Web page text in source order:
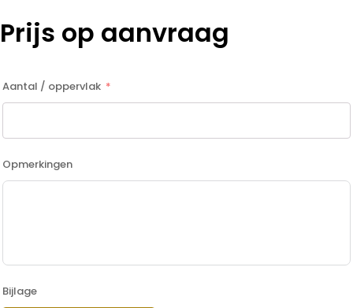
Prijs op aanvraag
Aantal / oppervlak
Opmerkingen
Bijlage